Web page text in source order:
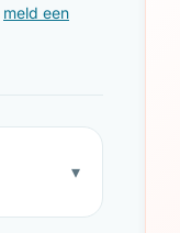
meld een
▾